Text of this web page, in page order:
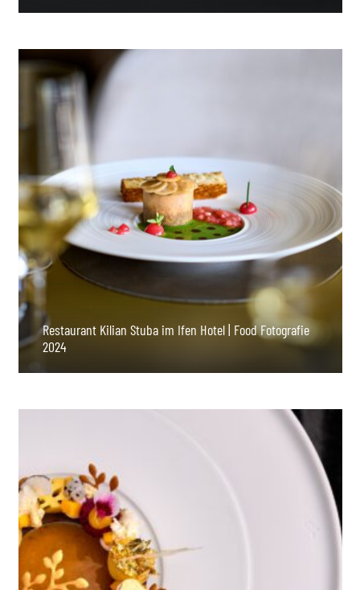
Restaurant Kilian Stuba im Ifen Hotel | Food Fotografie
2024